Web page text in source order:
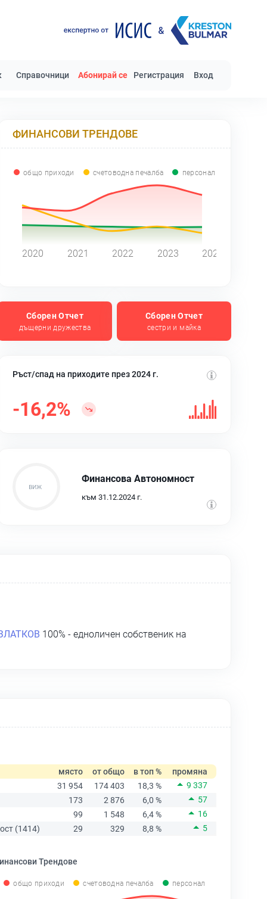
Справочници Абонирай се Регистрация Вход
ФИНАНСОВИ ТРЕНДОВЕ
общо приходи счетоводна печалба персонал
2020 2021 2022 2023 2024
Сборен Отчет
дъщерни дружества
Сборен Отчет
сестри и майка
Ръст/спад на приходите през 2024 г.
-16,2%
Финансова Автономност
към 31.12.2024 г.
100% - едноличен собственик на
място от общо в топ %
промяна
31 954
174 403 18,3 %
9 337
173
2 876 6,0 %
57
99
1 548 6,4 %
16
(1414)
29 329 8,8 % 5
Трендове
общо приходи счетоводна печалба персонал